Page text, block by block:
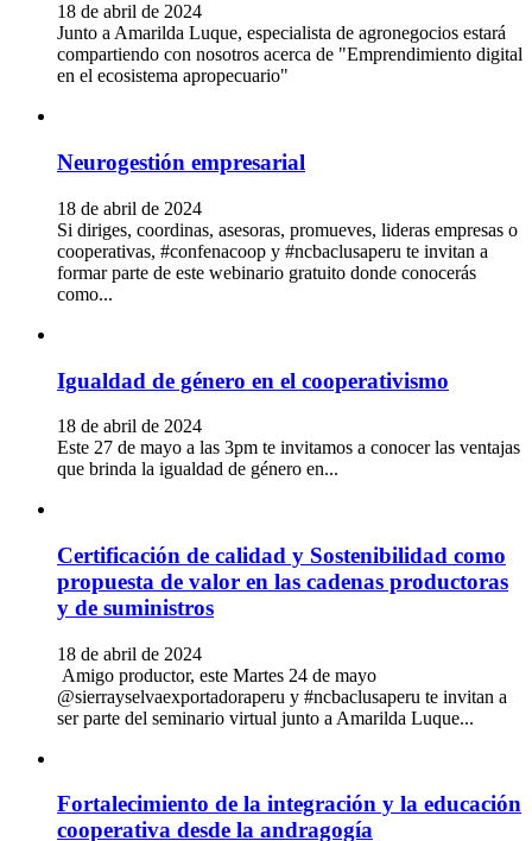
18 de abril de 2024
Junto a Amarilda Luque, especialista de agronegocios estará
compartiendo con nosotros acerca de "Emprendimiento digital
en el ecosistema apropecuario"
Neurogestión empresarial
18 de abril de 2024
Si diriges, coordinas, asesoras, promueves, lideras empresas o
cooperativas, #confenacoop y #ncbaclusaperu te invitan a
formar parte de este webinario gratuito donde conocerás
como...
Igualdad de género en el cooperativismo
18 de abril de 2024
Este 27 de mayo a las 3pm te invitamos a conocer las ventajas
que brinda la igualdad de género en...
Certificación de calidad y Sostenibilidad como
propuesta de valor en las cadenas productoras
y de suministros
18 de abril de 2024
Amigo productor, este Martes 24 de mayo
@sierrayselvaexportadoraperu y #ncbaclusaperu te invitan a
ser parte del seminario virtual junto a Amarilda Luque...
Fortalecimiento de la integración y la educación
cooperativa desde la andragogía